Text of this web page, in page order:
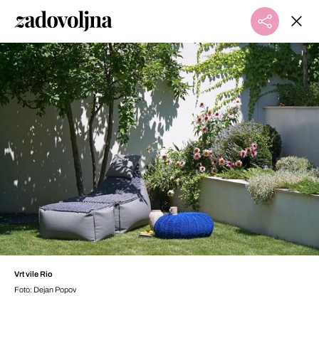
Vrt vile Rio
Foto: Dejan Popov